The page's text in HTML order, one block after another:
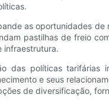
as oportunidades
pastilhas de freio
infraestrutura.
das políticas tarifárias
e seus
de diversificação,